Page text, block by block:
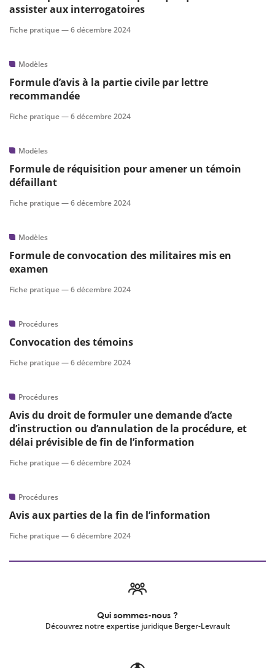
assister aux interrogatoires
Fiche pratique —6 décembre 2024
Modèles
Formule d’avis à la partie civile par lettre
recommandée
Fiche pratique —6 décembre 2024
Modèles
Formule de réquisition pour amener un témoin
défaillant
Fiche pratique —6 décembre 2024
Modèles
Formule de convocation des militaires mis en
examen
Fiche pratique —6 décembre 2024
Procédures
Convocation des témoins
Fiche pratique —6 décembre 2024
Procédures
Avis du droit de formuler une demande d’acte
d’instruction ou d’annulation de la procédure, et
délai prévisible de fin de l’information
Fiche pratique —6 décembre 2024
Procédures
Avis aux parties de la fin de l’information
Fiche pratique —6 décembre 2024
Qui sommes-nous ?
Découvrez notre expertise juridique Berger-Levrault